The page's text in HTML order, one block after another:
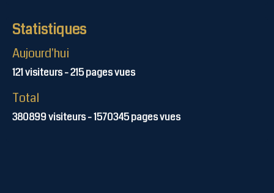
Statistiques
Aujourd'hui
121visiteurs -215pages vues
Total
380899visiteurs -1570345pages vues